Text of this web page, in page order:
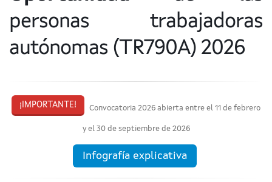
personas trabajadoras
autónomas (TR790A) 2026
¡IMPORTANTE! Convocatoria 2026 abierta entre el 11 de febrero
y el 30 de septiembre de 2026
Infografía explicativa